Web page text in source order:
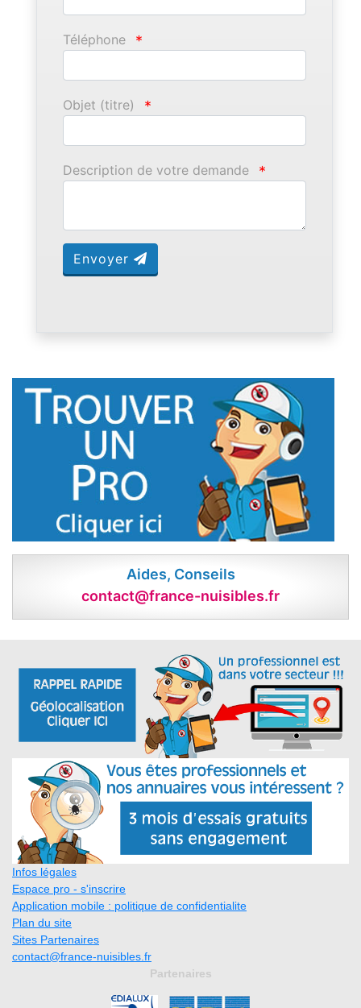
Téléphone *
Objet (titre) *
Description de votre demande *
Envoyer
Aides, Conseils
contact@france-nuisibles.fr
Infos légales
Espace pro - s'inscrire
Application mobile : politique de confidentialite
Plan du site
Sites Partenaires
contact@france-nuisibles.fr
Partenaires